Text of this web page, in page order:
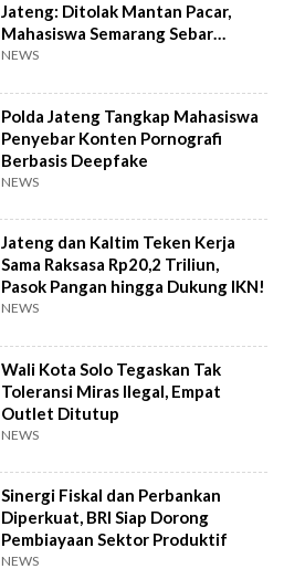
Jateng: Ditolak Mantan Pacar,
Mahasiswa Semarang Sebar
Konten Porno
NEWS
Polda Jateng Tangkap Mahasiswa
Penyebar Konten Pornografi
Berbasis Deepfake
NEWS
Jateng dan Kaltim Teken Kerja
Sama Raksasa Rp20,2 Triliun,
Pasok Pangan hingga Dukung IKN!
NEWS
Wali Kota Solo Tegaskan Tak
Toleransi Miras Ilegal, Empat
Outlet Ditutup
NEWS
Sinergi Fiskal dan Perbankan
Diperkuat, BRI Siap Dorong
Pembiayaan Sektor Produktif
NEWS